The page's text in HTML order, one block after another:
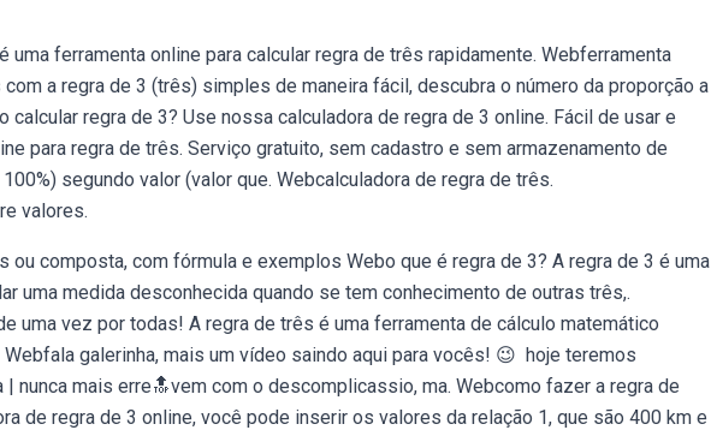
ferramenta online para calcular regra de três rapidamente. Webferramenta
a regra de 3 (três) simples de maneira fácil, descubra o número da proporção a
regra de 3? Use nossa calculadora de regra de 3 online. Fácil de usar e
para regra de três. Serviço gratuito, sem cadastro e sem armazenamento de
segundo valor (valor que. Webcalculadora de regra de três.
valores.
ou composta, com fórmula e exemplos Webo que é regra de 3? A regra de 3 é uma
uma medida desconhecida quando se tem conhecimento de outras três,.
uma vez por todas! A regra de três é uma ferramenta de cálculo matemático
galerinha, mais um vídeo saindo aqui para vocês! 😉 ️ hoje teremos
nunca mais erre🔝vem com o descomplicassio, ma. Webcomo fazer a regra de
de regra de 3 online, você pode inserir os valores da relação 1, que são 400 km e